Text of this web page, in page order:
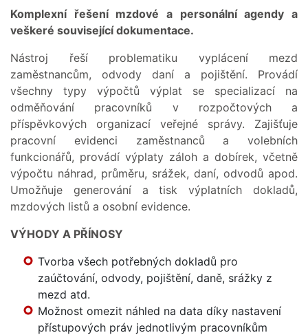
Komplexní řešení mzdové a personální agendy a
veškeré související dokumentace.
Nástroj řeší problematiku vyplácení mezd
zaměstnancům, odvody daní a pojištění. Provádí
všechny typy výpočtů výplat se specializací na
odměňování pracovníků v rozpočtových a
příspěvkových organizací veřejné správy. Zajišťuje
pracovní evidenci zaměstnanců a volebních
funkcionářů, provádí výplaty záloh a dobírek, včetně
výpočtu náhrad, průměru, srážek, daní, odvodů apod.
Umožňuje generování a tisk výplatních dokladů,
mzdových listů a osobní evidence.
VÝHODY A PŘÍNOSY
Tvorba všech potřebných dokladů pro
zaúčtování, odvody, pojištění, daně, srážky z
mezd atd.
Možnost omezit náhled na data díky nastavení
přístupových práv jednotlivým pracovníkům